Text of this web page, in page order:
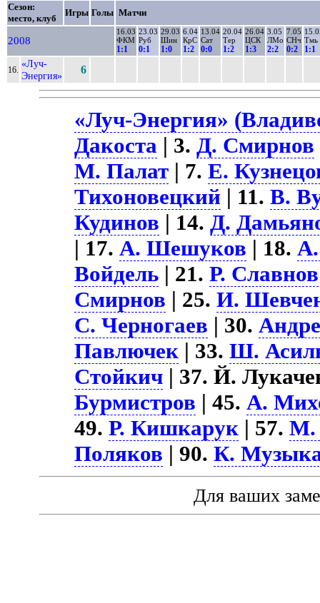
Сезон:
место, клуб
Игры Голы Матчи
2008
16.03
ФКМ
1:1
23.03
Руб
0:1
29.03
Шин
1:0
6.04
КрС
1:2
13.04
Сат
0:0
20.04
Тер
1:2
26.04
ЦСК
1:3
3.05
ЛМо
2:2
7.05
СНч
0:2
Тмь
1:1
16.
«Луч-
Энергия»
6
«Луч-Энергия»
Дакоста | 3.Д. Смирнов
М. Палат | 7.Е.
Тихоновецкий | 11.В.
Кудинов | 14.Д.
| 17.А. Шешуков | 18.
Войдель | 21.Р. Славнов
Смирнов | 25.И.
С. Черногаев | 30.
Павлючек | 33.Ш.
Стойкич | 37. Й.
Бурмистров | 45.А.
49.Р. Кишкарук | 57.М.
Поляков | 90.К.
Для ваших